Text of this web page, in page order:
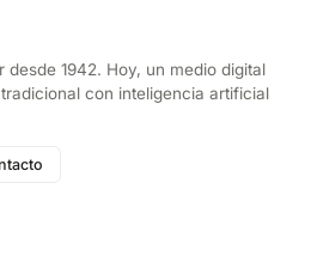
desde 1942. Hoy, un medio digital
con inteligencia artificial